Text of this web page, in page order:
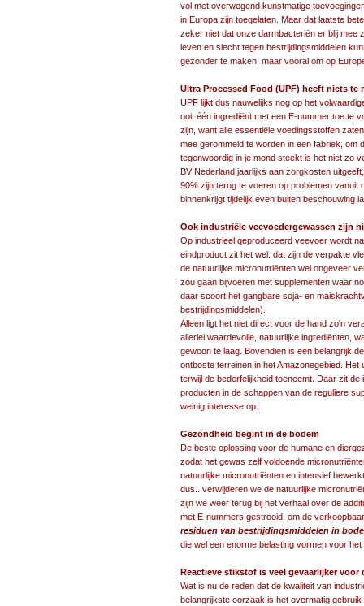
vol met overwegend kunstmatige
in Europa zijn toegelaten. Maar dat laatste
zeker niet dat onze darmbacteriën er blij mee
leven en slecht tegen bestrijdingsmiddelen
gezonder te maken, maar vooral om op
Ultra Processed Food (UPF) heeft niets te
UPF lijkt dus nauwelijks nog op het
ooit één ingrediënt met een E-nummer toe te
zijn, want alle essentiële voedingsstoffen
mee gerommeld te worden in een fabriek, om
tegenwoordig in je mond steekt is het niet zo
BV Nederland jaarlijks aan zorgkosten
90% zijn terug te voeren op problemen vanuit
binnenkrijgt tijdelijk even buiten beschouwing
Ook industriële veevoedergewassen zijn
Op industrieel geproduceerd veevoer wordt
eindproduct zit het wel: dat zijn de verpakte
de natuurlijke micronutriënten wel ongeveer
zou gaan bijvoeren met supplementen waar
daar scoort het gangbare soja- en
bestrijdingsmiddelen).
Alleen ligt het niet direct voor de hand zo'n
allerlei waardevolle, natuurlijke ingrediënten,
gewoon te laag. Bovendien is een belangrijk
ontboste terreinen in het Amazonegebied.
terwijl de bederfelijkheid toeneemt. Daar zit
producten in de schappen van de reguliere
weinig interesse op.
Gezondheid begint in de bodem
De beste oplossing voor de humane en
zodat het gewas zelf voldoende
natuurlijke micronutriënten en intensief
dus...verwijderen we de natuurlijke
zijn we weer terug bij het verhaal over de
met E-nummers gestrooid, om de
residuen van bestrijdingsmiddelen in
die wel een enorme belasting vormen voor
Reactieve stikstof is veel gevaarlijker
Wat is nu de reden dat de kwaliteit van
belangrijkste oorzaak is het overmatig